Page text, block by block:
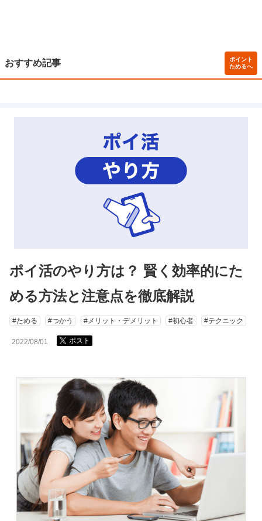
おすすめ記事
ポイント
ためるへ
ポイ活のやり方は？ 賢く効率的にた
める方法と注意点を徹底解説
#ためる #つかう #メリット・デメリット #初心者 #テクニック
2022/08/01 ポスト